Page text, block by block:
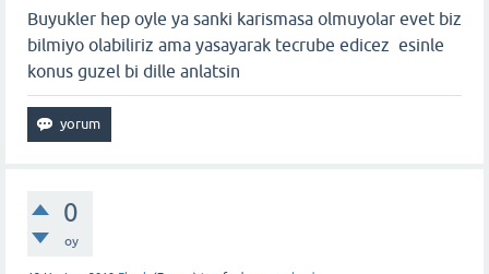
Buyukler hep oyle ya sanki karismasa olmuyolar evet biz
bilmiyo olabiliriz ama yasayarak tecrube edicez esinle
konus guzel bi dille anlatsin
0
oy